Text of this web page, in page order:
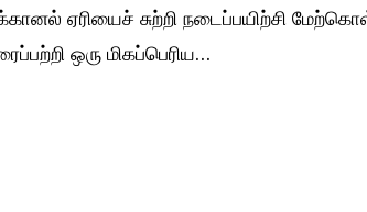
ஏரியைச் சுற்றி நடைப்பயிற்சி
ஒரு மிகப்பெரிய…